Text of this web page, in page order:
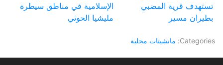
تستهدف قرية المضبي
بطيران مسير
الإسلامية في مناطق سيطرة
مليشيا الحوثي
Categories: مانشيتات محلية